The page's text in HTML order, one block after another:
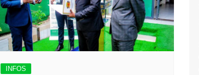
INFOS